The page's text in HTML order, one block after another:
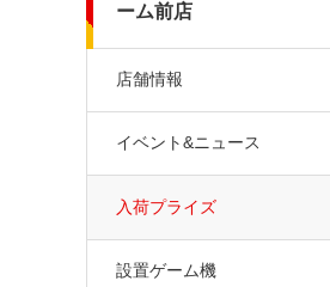
ーム前店
店舗情報
イベント&ニュース
入荷プライズ
設置ゲーム機